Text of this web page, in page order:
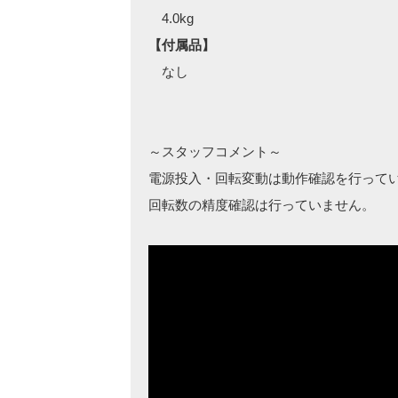
4.0kg
【付属品】
なし
～スタッフコメント～
電源投入・回転変動は動作確認を行って
回転数の精度確認は行っていません。